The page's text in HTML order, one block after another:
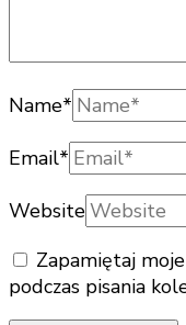
Name*
Email*
Website
Zapamiętaj
podczas pisania